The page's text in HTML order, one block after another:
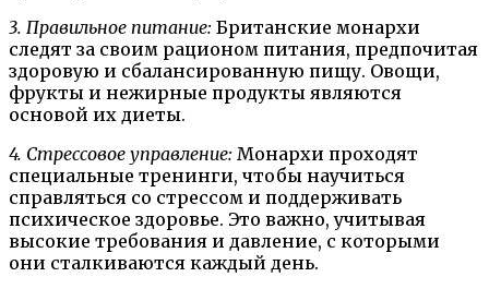
3. Правильное питание: Британские монархи
следят за своим рационом питания, предпочитая
здоровую и сбалансированную пищу. Овощи,
фрукты и нежирные продукты являются
основой их диеты.
4. Стрессовое управление: Монархи проходят
специальные тренинги, чтобы научиться
справляться со стрессом и поддерживать
психическое здоровье. Это важно, учитывая
высокие требования и давление, с которыми
они сталкиваются каждый день.